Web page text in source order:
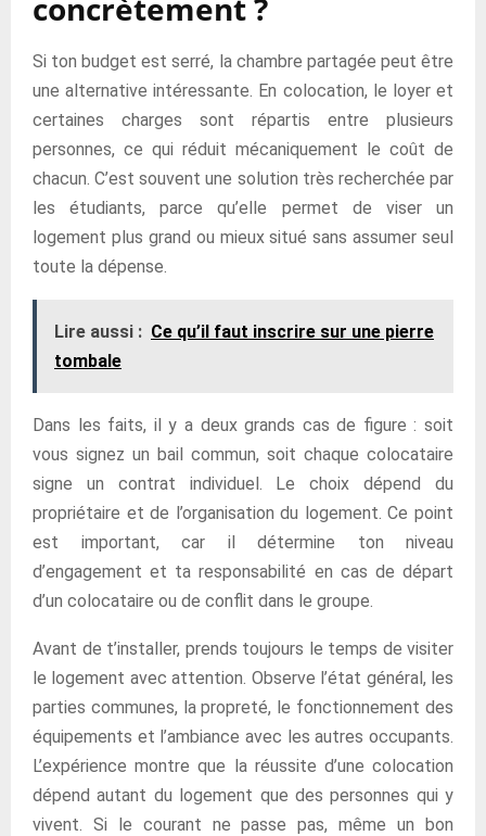
concrètement ?
Si ton budget est serré, la chambre partagée peut être
une alternative intéressante. En colocation, le loyer et
certaines charges sont répartis entre plusieurs
personnes, ce qui réduit mécaniquement le coût de
chacun. C’est souvent une solution très recherchée par
les étudiants, parce qu’elle permet de viser un
logement plus grand ou mieux situé sans assumer seul
toute la dépense.
Lire aussi : Ce qu’il faut inscrire sur une pierre
tombale
Dans les faits, il y a deux grands cas de figure : soit
vous signez un bail commun, soit chaque colocataire
signe un contrat individuel. Le choix dépend du
propriétaire et de l’organisation du logement. Ce point
est important, car il détermine ton niveau
d’engagement et ta responsabilité en cas de départ
d’un colocataire ou de conflit dans le groupe.
Avant de t’installer, prends toujours le temps de visiter
le logement avec attention. Observe l’état général, les
parties communes, la propreté, le fonctionnement des
équipements et l’ambiance avec les autres occupants.
L’expérience montre que la réussite d’une colocation
dépend autant du logement que des personnes qui y
vivent. Si le courant ne passe pas, même un bon